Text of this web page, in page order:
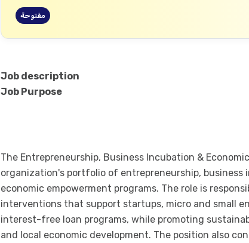
مفتوحة
Job description
Job Purpose
The Entrepreneurship, Business Incubation &
organization's portfolio of entrepreneurship, business
economic empowerment programs. The role is
interventions that support startups, micro and small
interest-free loan programs, while promoting
and local economic development. The position also